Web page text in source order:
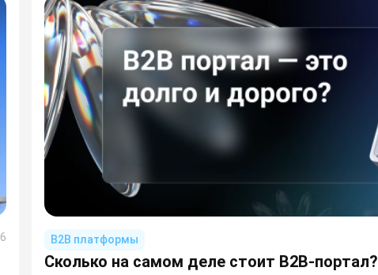
B2B платформы
Сколько на самом деле стоит B2B-портал?